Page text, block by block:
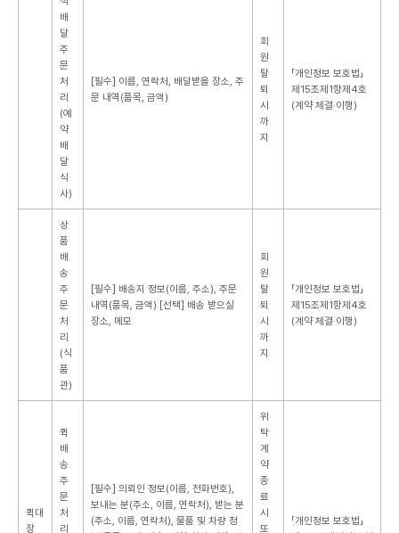
배
달
주
문
처
리
(예
약
배
달
식
사)
[필수] 이름, 연락처, 배달받을 장소, 주
문 내역(품목, 금액)
회
원
탈
퇴
시
까
지
「개인정보 보호법」
제15조제1항제4호
(계약 체결·이행)
상
품
배
송
주
문
처
리
(식
품
관)
[필수] 배송지 정보(이름, 주소), 주문
내역(품목, 금액) [선택] 배송 받으실
장소, 메모
회
원
탈
퇴
시
까
지
「개인정보 보호법」
제15조제1항제4호
(계약 체결·이행)
퀵대
장
퀵
배
송
주
문
처
리
[필수] 의뢰인 정보(이름, 전화번호),
보내는 분(주소, 이름, 연락처), 받는 분
(주소, 이름, 연락처), 물품 및 차량 정
위
탁
계
약
종
료
시
또
「개인정보 보호법」